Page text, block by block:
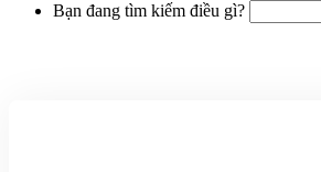
Bạn đang tìm kiếm điều gì?